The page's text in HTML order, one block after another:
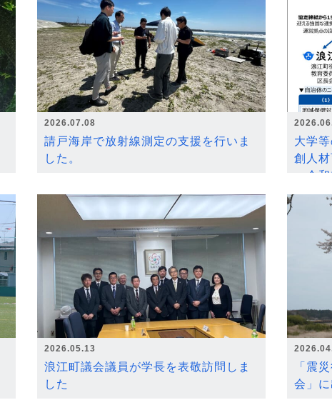
2026.07.08
請戸海岸で放射線測定の支援を行いま
した。
大学
創人
～令
2026.05.13
浪江町議会議員が学長を表敬訪問しま
した
「震
会」